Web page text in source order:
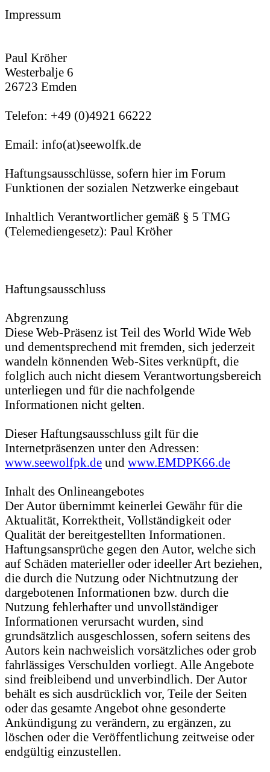
Impressum
Paul Kröher
Westerbalje 6
26723 Emden
Telefon: +49 (0)4921 66222
Email: info(at)seewolfk.de
Haftungsausschlüsse, sofern hier im Forum
Funktionen der sozialen Netzwerke eingebaut
Inhaltlich Verantwortlicher gemäß § 5 TMG
(Telemediengesetz): Paul Kröher
Haftungsausschluss
Abgrenzung
Diese Web-Präsenz ist Teil des World Wide Web
und dementsprechend mit fremden, sich jederzeit
wandeln könnenden Web-Sites verknüpft, die
folglich auch nicht diesem Verantwortungsbereich
unterliegen und für die nachfolgende
Informationen nicht gelten.
Dieser Haftungsausschluss gilt für die
Internetpräsenzen unter den Adressen:
www.seewolfpk.de und www.EMDPK66.de
Inhalt des Onlineangebotes
Der Autor übernimmt keinerlei Gewähr für die
Aktualität, Korrektheit, Vollständigkeit oder
Qualität der bereitgestellten Informationen.
Haftungsansprüche gegen den Autor, welche sich
auf Schäden materieller oder ideeller Art beziehen,
die durch die Nutzung oder Nichtnutzung der
dargebotenen Informationen bzw. durch die
Nutzung fehlerhafter und unvollständiger
Informationen verursacht wurden, sind
grundsätzlich ausgeschlossen, sofern seitens des
Autors kein nachweislich vorsätzliches oder grob
fahrlässiges Verschulden vorliegt. Alle Angebote
sind freibleibend und unverbindlich. Der Autor
behält es sich ausdrücklich vor, Teile der Seiten
oder das gesamte Angebot ohne gesonderte
Ankündigung zu verändern, zu ergänzen, zu
löschen oder die Veröffentlichung zeitweise oder
endgültig einzustellen.